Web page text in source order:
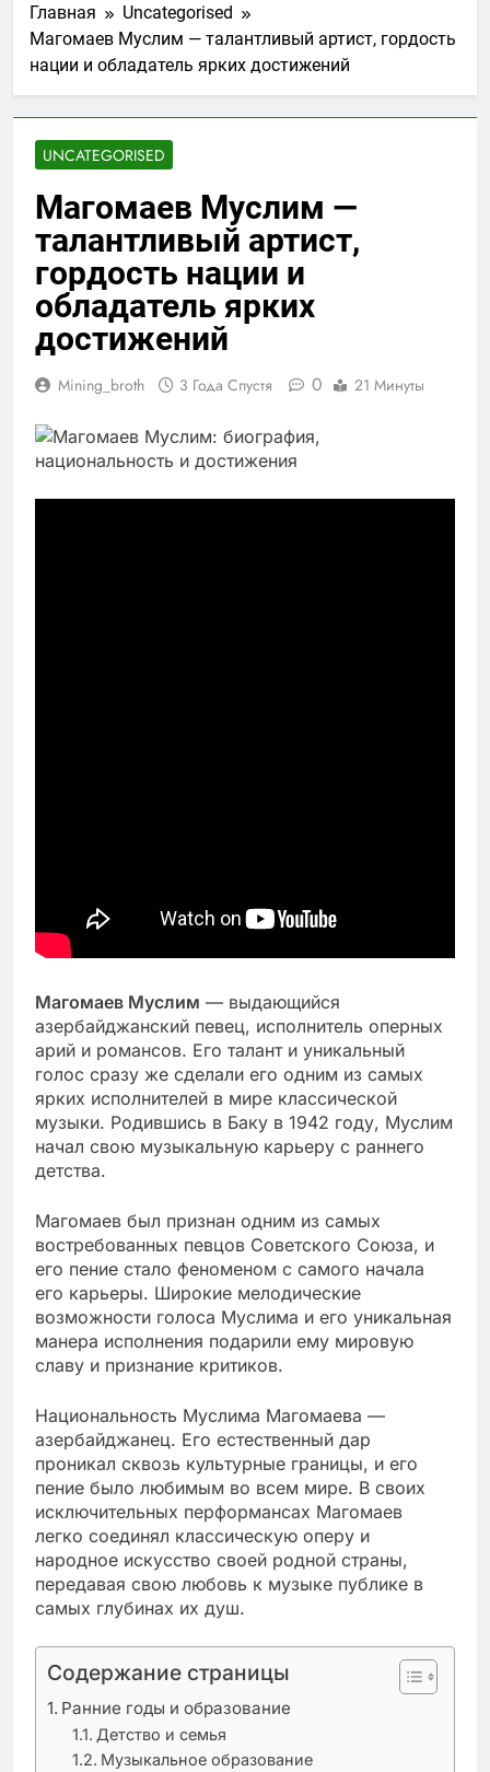
Главная
Uncategorised
Магомаев Муслим — талантливый артист, гордость
нации и обладатель ярких достижений
UNCATEGORISED
Магомаев Муслим —
талантливый артист,
гордость нации и
обладатель ярких
достижений
Mining_broth 3 Года Спустя 0 21 Минуты
Магомаев Муслим — выдающийся
азербайджанский певец, исполнитель оперных
арий и романсов. Его талант и уникальный
голос сразу же сделали его одним из самых
ярких исполнителей в мире классической
музыки. Родившись в Баку в 1942 году, Муслим
начал свою музыкальную карьеру с раннего
детства.
Магомаев был признан одним из самых
востребованных певцов Советского Союза, и
его пение стало феноменом с самого начала
его карьеры. Широкие мелодические
возможности голоса Муслима и его уникальная
манера исполнения подарили ему мировую
славу и признание критиков.
Национальность Муслима Магомаева —
азербайджанец. Его естественный дар
проникал сквозь культурные границы, и его
пение было любимым во всем мире. В своих
исключительных перформансах Магомаев
легко соединял классическую оперу и
народное искусство своей родной страны,
передавая свою любовь к музыке публике в
самых глубинах их душ.
Содержание страницы
Ранние годы и образование
Детство и семья
Музыкальное образование